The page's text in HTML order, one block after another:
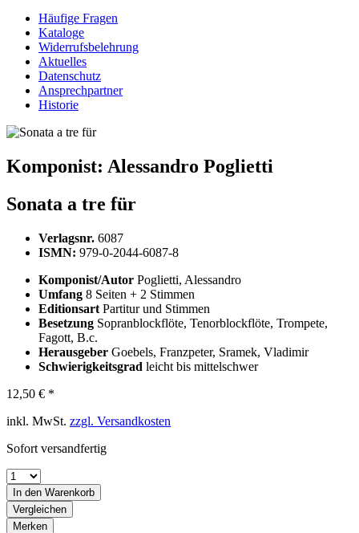
Häufige Fragen
Kataloge
Widerrufsbelehrung
Aktuelles
Datenschutz
Ansprechpartner
Historie
Komponist: Alessandro Poglietti
Sonata a tre für
Verlagsnr. 6087
ISMN: 979-0-2044-6087-8
Komponist/Autor Poglietti, Alessandro
Umfang 8 Seiten + 2 Stimmen
Editionsart Partitur und Stimmen
Besetzung Sopranblockflöte, Tenorblockflöte, Trompete,
Fagott, B.c.
Herausgeber Goebels, Franzpeter, Sramek, Vladimir
Schwierigkeitsgrad leicht bis mittelschwer
12,50 € *
inkl. MwSt. zzgl. Versandkosten
Sofort versandfertig
In den Warenkorb
Vergleichen
Merken